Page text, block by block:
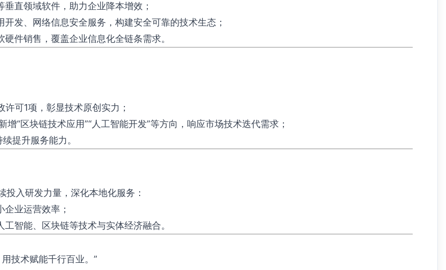
直领域软件，助力企业降本增效；
开发、网络信息安全服务，构建安全可靠的技术生态；
件销售，覆盖企业信息化全链条需求。
可1项，彰显技术原创实力；
增“区块链技术应用”“人工智能开发”等方向，响应市场技术迭代需求；
提升服务能力。
投入研发力量，深化本地化服务：
业运营效率；
智能、区块链等技术与实体经济融合。
技术赋能千行百业。”